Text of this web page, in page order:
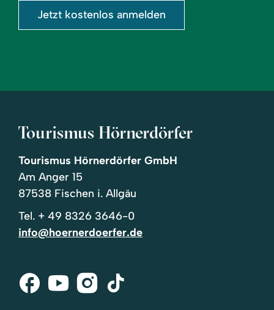
Jetzt kostenlos anmelden
Tourismus Hörnerdörfer
Tourismus Hörnerdörfer GmbH
Am Anger 15
87538 Fischen i. Allgäu
Tel. + 49 8326 3646-0
info@hoernerdoerfer.de
Facebook
Youtube
Instagram
Tik-